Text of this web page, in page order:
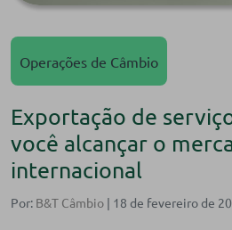
Operações de Câmbio
Exportação de
você alcançar o
internacional
Por: B&T Câmbio | 18 de fevereiro de